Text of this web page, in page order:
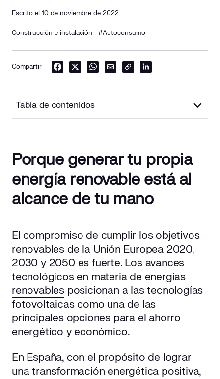
Escrito el 10 de noviembre de 2022
Construcción e instalación #Autoconsumo
Compartir
Tabla de contenidos
¿De qué se trata la subvención para placas solares en
España?
Tipos de subvenciones
¿Quién puede solicitar las subvenciones?
¿Cómo solicitar la subvención?
Subvención para placas solares en la declaración de la
renta
Porque generar tu propia
energía renovable está al
alcance de tu mano
El compromiso de cumplir los objetivos
renovables de la Unión Europea 2020,
2030 y 2050 es fuerte. Los avances
tecnológicos en materia de energías
renovables posicionan a las tecnologías
fotovoltaicas como una de las
principales opciones para el ahorro
energético y económico.
En España, con el propósito de lograr
una transformación energética positiva,